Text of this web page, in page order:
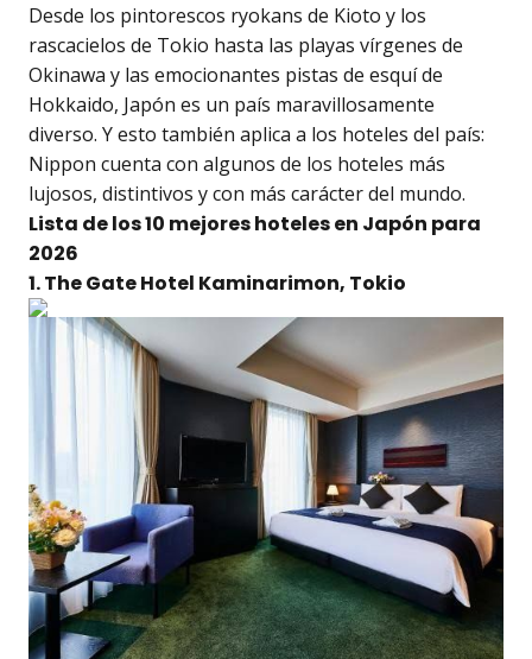
Desde los pintorescos ryokans de Kioto y los
rascacielos de Tokio hasta las playas vírgenes de
Okinawa y las emocionantes pistas de esquí de
Hokkaido, Japón es un país maravillosamente
diverso. Y esto también aplica a los hoteles del país:
Nippon cuenta con algunos de los hoteles más
lujosos, distintivos y con más carácter del mundo.
Lista de los 10 mejores hoteles en Japón para
2026
1. The Gate Hotel Kaminarimon, Tokio